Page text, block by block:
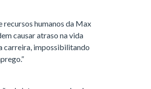
humanos da Max
causar atraso na vida
carreira, impossibilitando